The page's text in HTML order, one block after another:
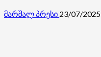
მარშალ პრესი 23/07/2025